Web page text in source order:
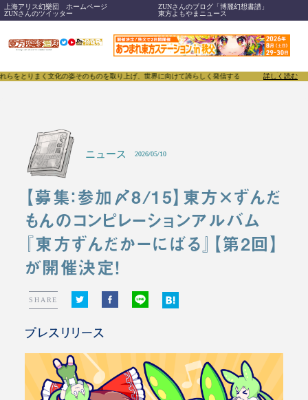
上海アリス幻樂団 ホームページ
ZUNさんのブログ「博麗幻想書譜」
ZUNさんのツイッター
東方よもやまニュース
文化の姿そのものを取り上げ、世界に向けて誇らしく発信することで、東方Projectのみなら
詳しく読む
ニュース 2026/05/10
【募集：参加〆8/15】東方×ずんだ
もんのコンピレーションアルバム
『東方ずんだかーにばる』【第2回】
が開催決定！
SHARE
プレスリリース